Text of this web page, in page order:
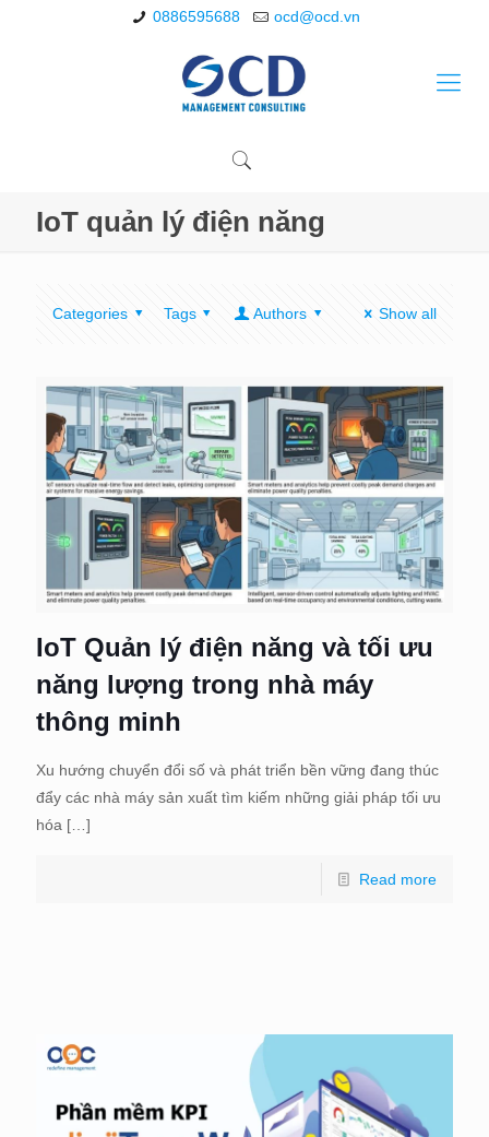
0886595688 ocd@ocd.vn
IoT quản lý điện năng
Categories Tags Authors Show all
IoT Quản lý điện năng và tối ưu
năng lượng trong nhà máy
thông minh
Xu hướng chuyển đổi số và phát triển bền vững đang thúc
đẩy các nhà máy sản xuất tìm kiếm những giải pháp tối ưu
hóa […]
Read more